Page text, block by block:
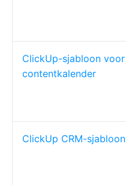
ClickUp-sjabloon voor
contentkalender
ClickUp CRM-sjabloon